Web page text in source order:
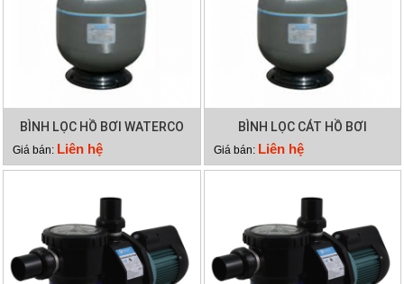
BÌNH LỌC HỒ BƠI WATERCO
S600
Giá bán: Liên hệ
BÌNH LỌC CÁT HỒ BƠI
WATERCO S500
Giá bán: Liên hệ